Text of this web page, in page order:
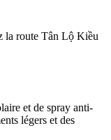
la route Tân Lộ Kiều
et de spray anti-
légers et des